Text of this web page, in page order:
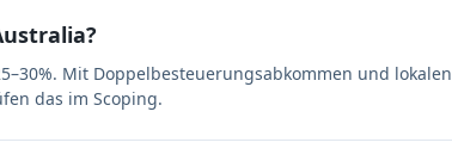
Mit Doppelbesteuerungsabkommen und lokalen
das im Scoping.